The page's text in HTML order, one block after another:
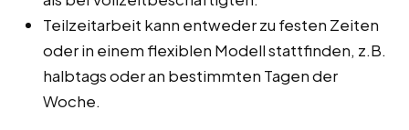
Teilzeitarbeit kann entweder zu festen Zeiten
oder in einem flexiblen Modell stattfinden, z.B.
halbtags oder an bestimmten Tagen der
Woche.